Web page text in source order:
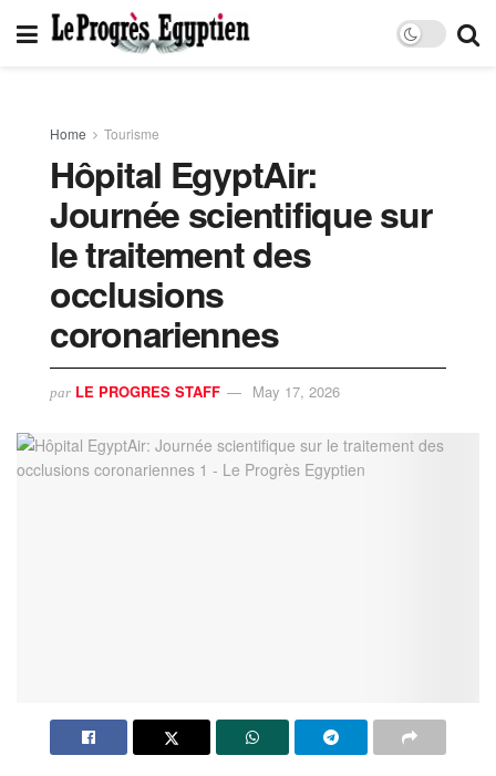
Home Tourisme
Hôpital EgyptAir:
Journée scientifique sur
le traitement des
occlusions
coronariennes
par LE PROGRES STAFF May 17, 2026